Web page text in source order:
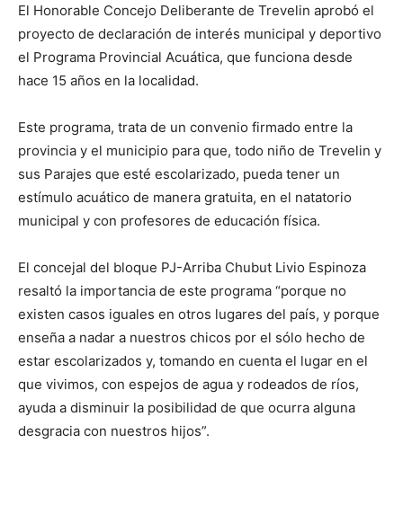
El Honorable Concejo Deliberante de Trevelin aprobó el
proyecto de declaración de interés municipal y deportivo
el Programa Provincial Acuática, que funciona desde
hace 15 años en la localidad.
Este programa, trata de un convenio firmado entre la
provincia y el municipio para que, todo niño de Trevelin y
sus Parajes que esté escolarizado, pueda tener un
estímulo acuático de manera gratuita, en el natatorio
municipal y con profesores de educación física.
El concejal del bloque PJ-Arriba Chubut Livio Espinoza
resaltó la importancia de este programa “porque no
existen casos iguales en otros lugares del país, y porque
enseña a nadar a nuestros chicos por el sólo hecho de
estar escolarizados y, tomando en cuenta el lugar en el
que vivimos, con espejos de agua y rodeados de ríos,
ayuda a disminuir la posibilidad de que ocurra alguna
desgracia con nuestros hijos”.